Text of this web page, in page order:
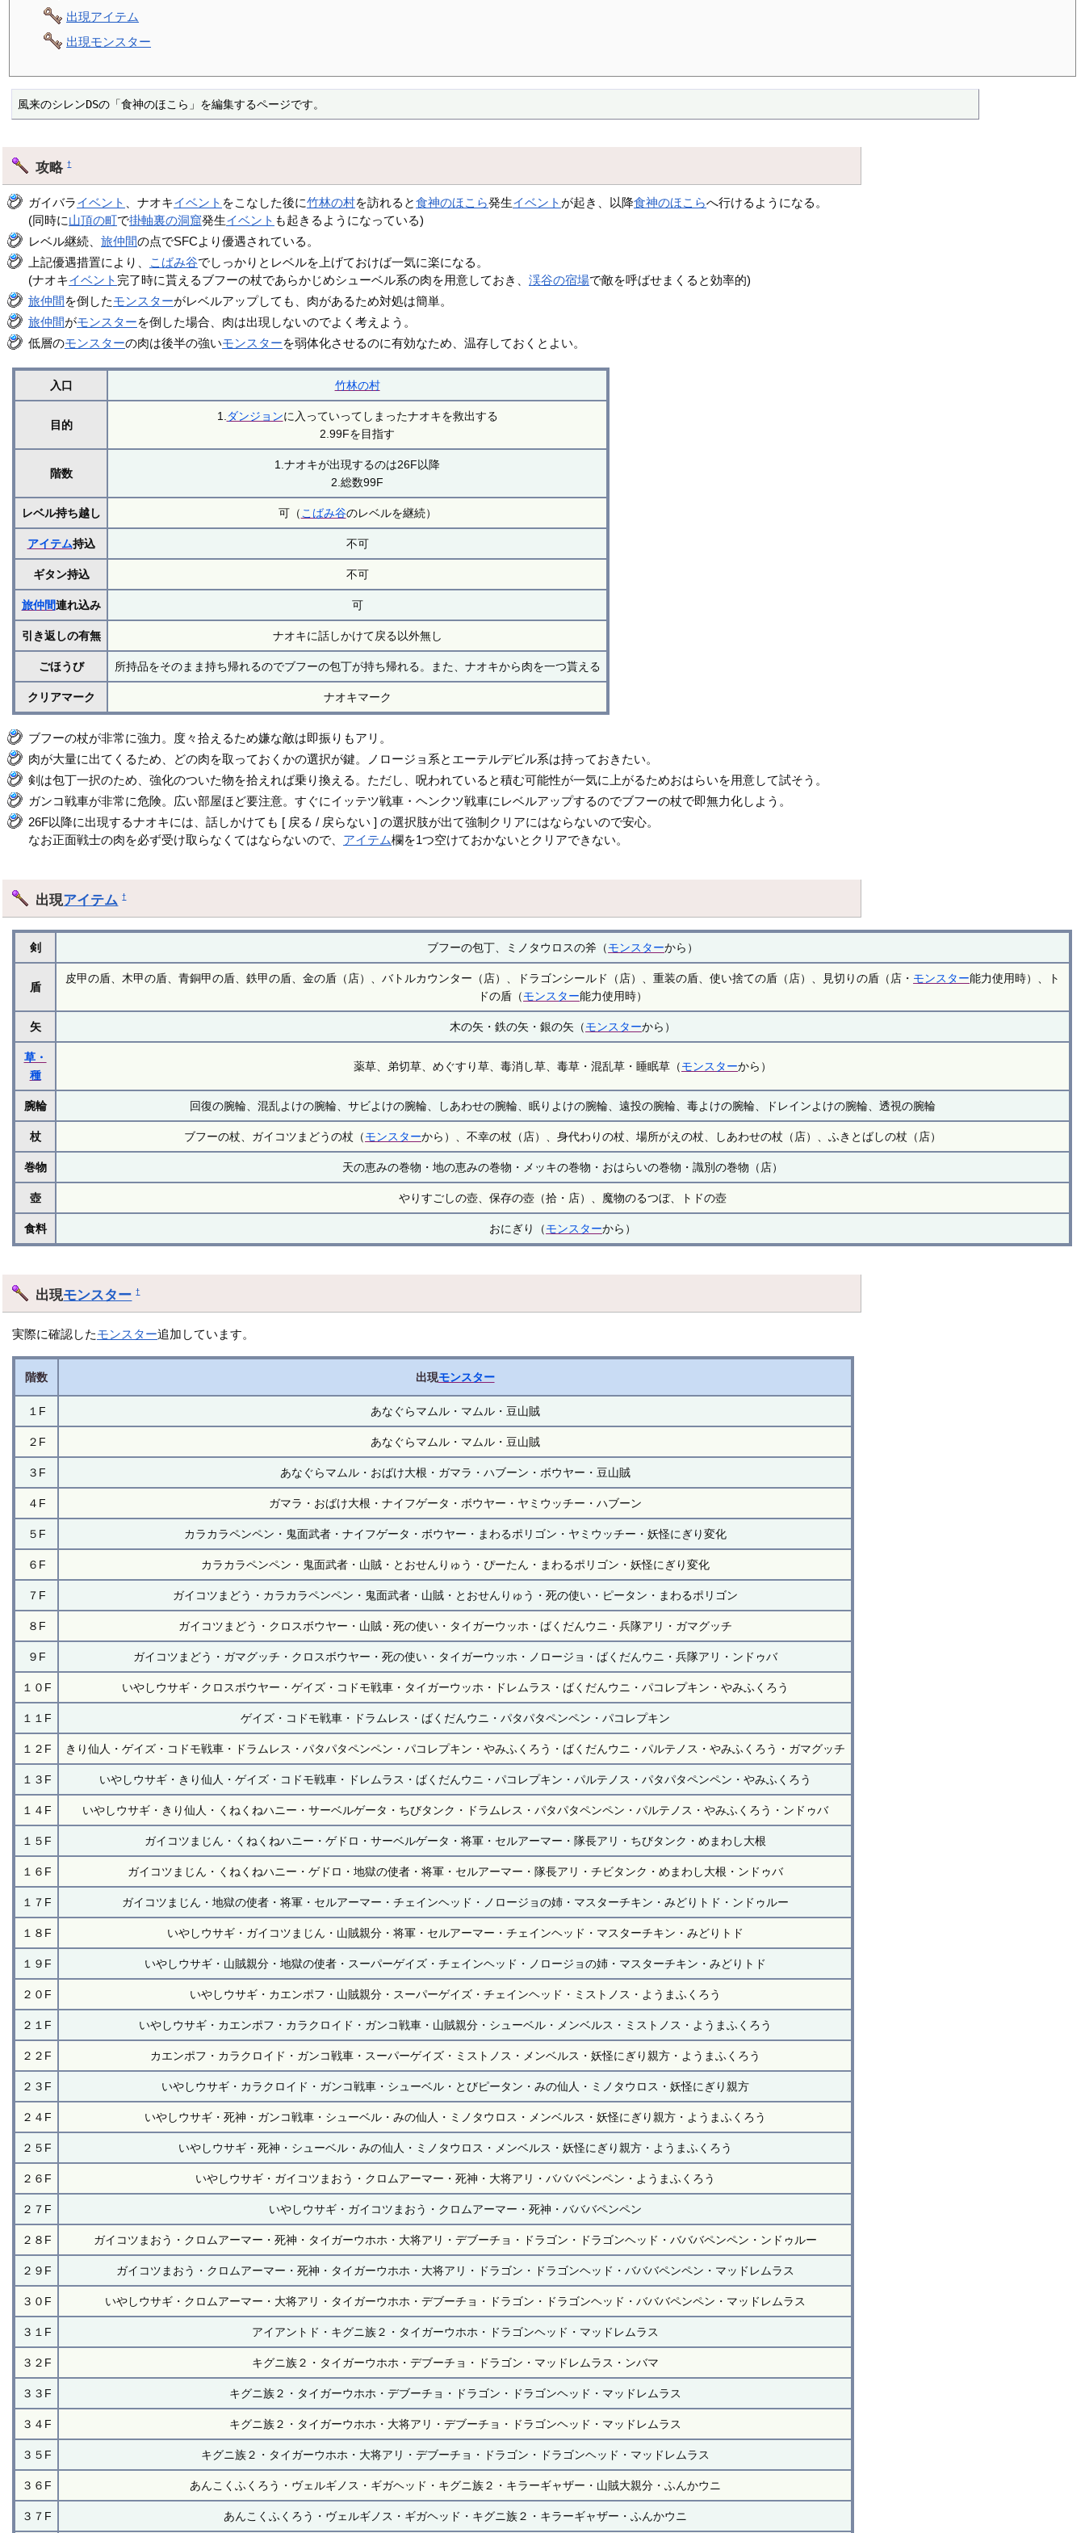
出現アイテム
出現モンスター
風来のシレンDSの「食神のほこら」を編集するページです。
攻略†
ガイバライベント 、ナオキイベント をこなした後に竹林の村を訪れると食神のほこら発生イベント が起き、以降食神のほこらへ行けるようになる。
(同時に山頂の町で掛軸裏の洞窟発生イベント も起きるようになっている)
レベル継続、旅仲間の点でSFCより優遇されている。
上記優遇措置により、
こばみ谷でしっかりとレベルを上げておけば一気に楽になる。
(ナオキイベント 完了時に貰えるブフーの杖であらかじめシューベル系の肉を用意しておき、渓谷の宿場で敵を呼ばせまくると効率的)
旅仲間を倒したモンスターがレベルアップしても、肉があるため対処は簡単。
旅仲間がモンスターを倒した場合、肉は出現しないのでよく考えよう。
低層のモンスターの肉は後半の強いモンスターを弱体化させるのに有効なため、温存しておくとよい。
入口 竹林の村
目的
1. ダンジョンに入っていってしまったナオキを救出する
2.99Fを目指す
階数
1.ナオキが出現するのは26F以降
2.総数99F
レベル持ち越し 可（ こばみ谷のレベルを継続）
アイテム持込 不可
ギタン持込 不可
旅仲間連れ込み 可
引き返しの有無 ナオキに話しかけて戻る以外無し
ごほうび 所持品をそのまま持ち帰れるのでブフーの包丁が持ち帰れる。また、ナオキから肉を一つ貰える
クリアマーク ナオキマーク
ブフーの杖が非常に強力。度々拾えるため嫌な敵は即振りもアリ。
肉が大量に出てくるため、どの肉を取っておくかの選択が鍵。ノロージョ系とエーテルデビル系は持っておきたい。
剣は包丁一択のため、強化のついた物を拾えれば乗り換える。ただし、呪われていると積む可能性が一気に上がるためおはらいを用意して試そう。
ガンコ戦車が非常に危険。広い部屋ほど要注意。すぐにイッテツ戦車・ヘンクツ戦車にレベルアップするのでブフーの杖で即無力化しよう。
26F以降に出現するナオキには、話しかけても [ 戻る / 戻らない ] の選択肢が出て強制クリアにはならないので安心。
なお正面戦士の肉を必ず受け取らなくてはならないので、 アイテム欄を1つ空けておかないとクリアできない。
出現アイテム †
剣 ブフーの包丁、ミノタウロスの斧（モンスターから）
盾
皮甲の盾、木甲の盾、青銅甲の盾、鉄甲の盾、金の盾（店）、バトルカウンター（店）、ドラゴンシールド（店）、重装の盾、使い捨ての盾（店）、見切りの盾（店・ モンスター能力使用時）、ト
ドの盾（モンスター能力使用時）
矢 木の矢・鉄の矢・銀の矢（モンスターから）
草・
種
薬草、弟切草、めぐすり草、毒消し草、毒草・混乱草・睡眠草（モンスターから）
腕輪 回復の腕輪、混乱よけの腕輪、サビよけの腕輪、しあわせの腕輪、眠りよけの腕輪、遠投の腕輪、毒よけの腕輪、ドレインよけの腕輪、透視の腕輪
杖 ブフーの杖、ガイコツまどうの杖（モンスターから）、不幸の杖（店）、身代わりの杖、場所がえの杖、しあわせの杖（店）、ふきとばしの杖（店）
巻物 天の恵みの巻物・地の恵みの巻物・メッキの巻物・おはらいの巻物・識別の巻物（店）
壺 やりすごしの壺、保存の壺（拾・店）、魔物のるつぼ、トドの壺
食料 おにぎり（モンスターから）
出現モンスター †
実際に確認したモンスター追加しています。
階数 出現モンスター
１F あなぐらマムル・マムル・豆山賊
２F あなぐらマムル・マムル・豆山賊
３F あなぐらマムル・おばけ大根・ガマラ・ハブーン・ボウヤー・豆山賊
４F ガマラ・おばけ大根・ナイフゲータ・ボウヤー・ヤミウッチー・ハブーン
５F カラカラペンペン・鬼面武者・ナイフゲータ・ボウヤー・まわるポリゴン・ヤミウッチー・妖怪にぎり変化
６F カラカラペンペン・鬼面武者・山賊・とおせんりゅう・ぴーたん・まわるポリゴン・妖怪にぎり変化
７F ガイコツまどう・カラカラペンペン・鬼面武者・山賊・とおせんりゅう・死の使い・ピータン・まわるポリゴン
８F ガイコツまどう・クロスボウヤー・山賊・死の使い・タイガーウッホ・ばくだんウニ・兵隊アリ・ガマグッチ
９F ガイコツまどう・ガマグッチ・クロスボウヤー・死の使い・タイガーウッホ・ノロージョ・ばくだんウニ・兵隊アリ・ンドゥバ
１０F いやしウサギ・クロスボウヤー・ゲイズ・コドモ戦車・タイガーウッホ・ドレムラス・ばくだんウニ・パコレプキン・やみふくろう
１１F ゲイズ・コドモ戦車・ドラムレス・ばくだんウニ・パタパタペンペン・パコレプキン
１２F きり仙人・ゲイズ・コドモ戦車・ドラムレス・パタパタペンペン・パコレプキン・やみふくろう・ばくだんウニ・パルテノス・やみふくろう・ガマグッチ
１３F いやしウサギ・きり仙人・ゲイズ・コドモ戦車・ドレムラス・ばくだんウニ・パコレプキン・パルテノス・パタパタペンペン・やみふくろう
１４F いやしウサギ・きり仙人・くねくねハニー・サーベルゲータ・ちびタンク・ドラムレス・パタパタペンペン・パルテノス・やみふくろう・ンドゥバ
１５F ガイコツまじん・くねくねハニー・ゲドロ・サーベルゲータ・将軍・セルアーマー・隊長アリ・ちびタンク・めまわし大根
１６F ガイコツまじん・くねくねハニー・ゲドロ・地獄の使者・将軍・セルアーマー・隊長アリ・チビタンク・めまわし大根・ンドゥバ
１７F ガイコツまじん・地獄の使者・将軍・セルアーマー・チェインヘッド・ノロージョの姉・マスターチキン・みどりトド・ンドゥルー
１８F いやしウサギ・ガイコツまじん・山賊親分・将軍・セルアーマー・チェインヘッド・マスターチキン・みどりトド
１９F いやしウサギ・山賊親分・地獄の使者・スーパーゲイズ・チェインヘッド・ノロージョの姉・マスターチキン・みどりトド
２０F いやしウサギ・カエンポフ・山賊親分・スーパーゲイズ・チェインヘッド・ミストノス・ようまふくろう
２１F いやしウサギ・カエンポフ・カラクロイド・ガンコ戦車・山賊親分・シューベル・メンベルス・ミストノス・ようまふくろう
２２F カエンポフ・カラクロイド・ガンコ戦車・スーパーゲイズ・ミストノス・メンベルス・妖怪にぎり親方・ようまふくろう
２３F いやしウサギ・カラクロイド・ガンコ戦車・シューベル・とびピータン・みの仙人・ミノタウロス・妖怪にぎり親方
２４F いやしウサギ・死神・ガンコ戦車・シューベル・みの仙人・ミノタウロス・メンベルス・妖怪にぎり親方・ようまふくろう
２５F いやしウサギ・死神・シューベル・みの仙人・ミノタウロス・メンベルス・妖怪にぎり親方・ようまふくろう
２６F いやしウサギ・ガイコツまおう・クロムアーマー・死神・大将アリ・バババペンペン・ようまふくろう
２７F いやしウサギ・ガイコツまおう・クロムアーマー・死神・バババペンペン
２８F ガイコツまおう・クロムアーマー・死神・タイガーウホホ・大将アリ・デブーチョ・ドラゴン・ドラゴンヘッド・バババペンペン・ンドゥルー
２９F ガイコツまおう・クロムアーマー・死神・タイガーウホホ・大将アリ・ドラゴン・ドラゴンヘッド・バババペンペン・マッドレムラス
３０F いやしウサギ・クロムアーマー・大将アリ・タイガーウホホ・デブーチョ・ドラゴン・ドラゴンヘッド・バババペンペン・マッドレムラス
３１F アイアントド・キグニ族２・タイガーウホホ・ドラゴンヘッド・マッドレムラス
３２F キグニ族２・タイガーウホホ・デブーチョ・ドラゴン・マッドレムラス・ンバマ
３３F キグニ族２・タイガーウホホ・デブーチョ・ドラゴン・ドラゴンヘッド・マッドレムラス
３４F キグニ族２・タイガーウホホ・大将アリ・デブーチョ・ドラゴンヘッド・マッドレムラス
３５F キグニ族２・タイガーウホホ・大将アリ・デブーチョ・ドラゴン・ドラゴンヘッド・マッドレムラス
３６F あんこくふくろう・ヴェルギノス・ギガヘッド・キグニ族２・キラーギャザー・山賊大親分・ふんかウニ
３７F あんこくふくろう・ヴェルギノス・ギガヘッド・キグニ族２・キラーギャザー・ふんかウニ